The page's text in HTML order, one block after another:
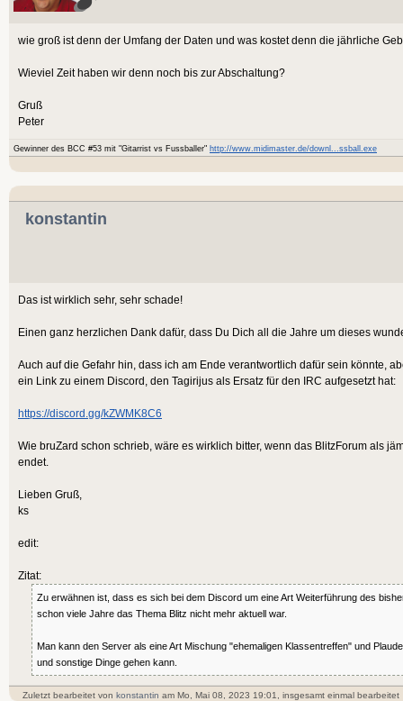
wie groß ist denn der Umfang der Daten und was kostet denn die jährliche
Wieviel Zeit haben wir denn noch bis zur Abschaltung?
Gruß
Peter
Gewinner des BCC #53 mit "Gitarrist vs Fussballer" http://www.midimaster.de/downl...ssball.exe
konstantin
Das ist wirklich sehr, sehr schade!
Einen ganz herzlichen Dank dafür, dass Du Dich all die Jahre um dieses
Auch auf die Gefahr hin, dass ich am Ende verantwortlich dafür sein könnte,
ein Link zu einem Discord, den Tagirijus als Ersatz für den IRC aufgesetzt hat:
https://discord.gg/kZWMK8C6
Wie bruZard schon schrieb, wäre es wirklich bitter, wenn das BlitzForum als
endet.
Lieben Gruß,
ks
edit:
Zitat:
Zu erwähnen ist, dass es sich bei dem Discord um eine Art Weiterführung des
schon viele Jahre das Thema Blitz nicht mehr aktuell war.
Man kann den Server als eine Art Mischung "ehemaligen Klassentreffen" und
und sonstige Dinge gehen kann.
Zuletzt bearbeitet von konstantin am Mo, Mai 08, 2023 19:01, insgesamt einmal bearbeitet